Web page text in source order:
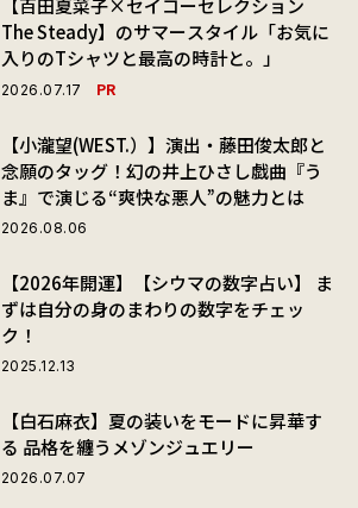
The Steady】のサマースタイル「お気に
入りのTシャツと最高の時計と。」
2026.07.17 PR
【小瀧望(WEST.）】演出・藤田俊太郎と
念願のタッグ！幻の井上ひさし戯曲『う
ま』で演じる“爽快な悪人”の魅力とは
2026.08.06
【2026年開運】【シウマの数字占い】 ま
ずは自分の身のまわりの数字をチェッ
ク！
2025.12.13
【白石麻衣】夏の装いをモードに昇華す
る 品格を纏うメゾンジュエリー
2026.07.07